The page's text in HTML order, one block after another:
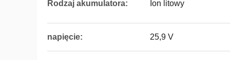
Rodzaj akumulatora: Ion litowy
napięcie: 25,9 V